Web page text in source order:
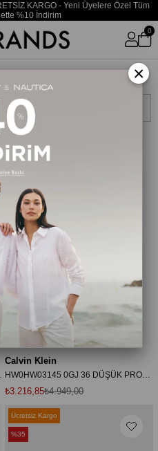
KARGO - Yeni Üyelere Özel Tüm
%10 İndirim
0
Calvin Klein
₺3.216,85₺4.949,00
%35
Ücretsiz Kargo
%35
×